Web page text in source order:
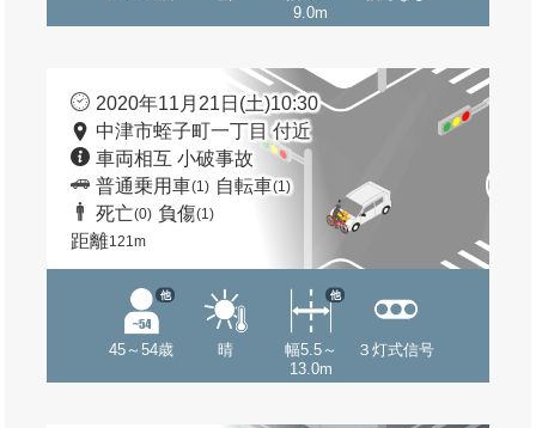
9.0m
2020年11月21日(土)10:30
中津市蛭子町一丁目 付近
車両相互 小破事故
普通乗用車(1) 自転車(1)
死亡(0) 負傷(1)
距離121m
45～54歳
他
晴
幅5.5～
13.0m
他
３灯式信号